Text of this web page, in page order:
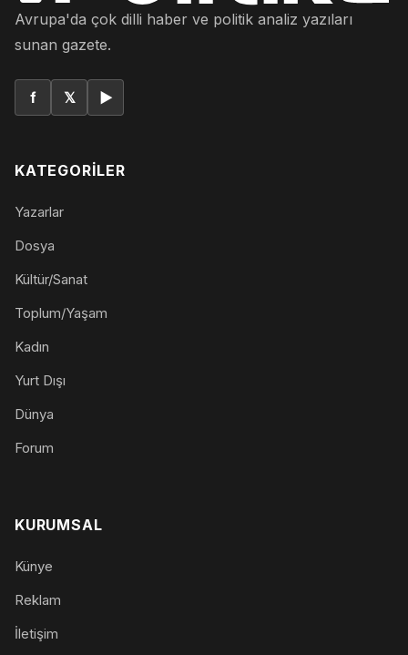
Avrupa'da çok dilli haber ve politik analiz yazıları
sunan gazete.
f 𝕏 ▶
KATEGORILER
Yazarlar
Dosya
Kültür/Sanat
Toplum/Yaşam
Kadın
Yurt Dışı
Dünya
Forum
KURUMSAL
Künye
Reklam
İletişim